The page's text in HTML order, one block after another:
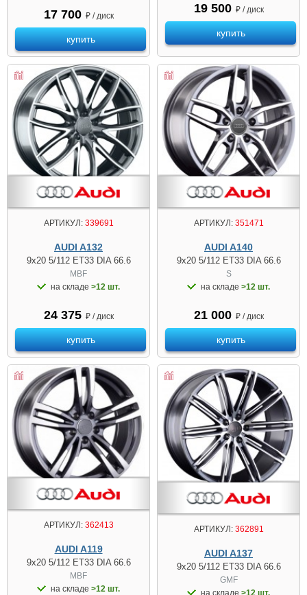
17 700 ₽ / диск
купить
19 500 ₽ / диск
купить
АРТИКУЛ:339691
AUDI A132
9x20 5/112 ET33 DIA 66.6
MBF
на складе >12 шт.
24 375 ₽ / диск
купить
АРТИКУЛ:351471
AUDI A140
9x20 5/112 ET33 DIA 66.6
S
на складе >12 шт.
21 000 ₽ / диск
купить
АРТИКУЛ:362413
AUDI A119
9x20 5/112 ET33 DIA 66.6
MBF
на складе >12 шт.
АРТИКУЛ:362891
AUDI A137
9x20 5/112 ET33 DIA 66.6
GMF